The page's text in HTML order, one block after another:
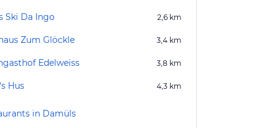
Ski Da Ingo 2,6 km
Zum Glöckle 3,4 km
Edelweiss 3,8 km
Hus 4,3 km
in Damüls